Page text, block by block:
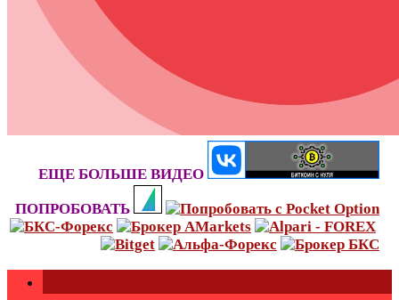
ЕЩЕ БОЛЬШЕ ВИДЕО
ПОПРОБОВАТЬ